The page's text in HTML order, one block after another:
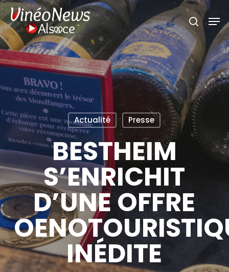
Skip
to
main
content
search
Actualité Presse
BESTHEIM
S’ENRICHIT
D’UNE OFFRE
INÉDITE